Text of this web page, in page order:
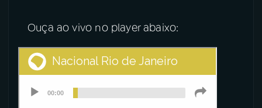
Ouça ao vivo no player abaixo: